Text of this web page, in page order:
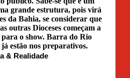
grande estrutura, pois virá
da Bahia, se considerar que
outras Dioceses começam a
o show. Barra do Rio
estão nos preparativos.
& Realidade